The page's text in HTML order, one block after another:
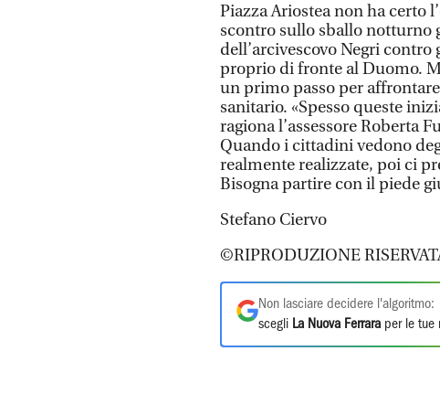
Piazza Ariostea non ha certo
scontro sullo sballo notturno
dell’arcivescovo Negri
proprio di fronte al Duomo.
un primo passo per
sanitario. «Spesso queste
ragiona l’assessore Roberta
Quando i cittadini vedono
realmente realizzate, poi ci
Bisogna partire con il piede
Stefano Ciervo
©RIPRODUZIONE
Non lasciare decidere l'algoritmo:
scegli La Nuova Ferrara per le tue